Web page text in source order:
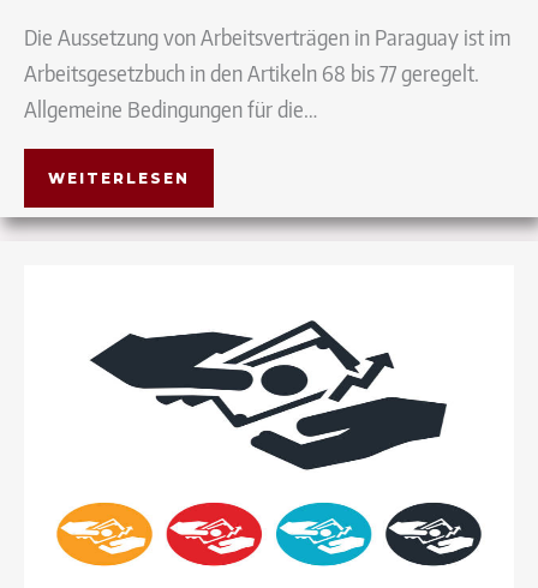
Die Aussetzung von Arbeitsverträgen in Paraguay ist im
Arbeitsgesetzbuch in den Artikeln 68 bis 77 geregelt.
Allgemeine Bedingungen für die…
WEITERLESEN